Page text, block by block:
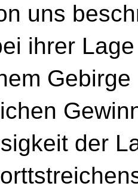
uns
ihrer
der